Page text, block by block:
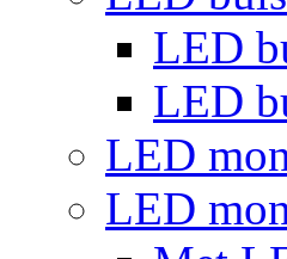
LED
LED
LED
LED